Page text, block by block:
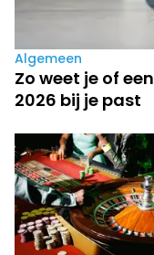
Algemeen
Zo weet je of
2026 bij je past